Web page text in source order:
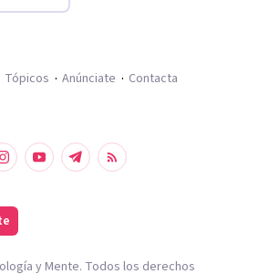
Tópicos Anúnciate Contacta
y Mente. Todos los derechos